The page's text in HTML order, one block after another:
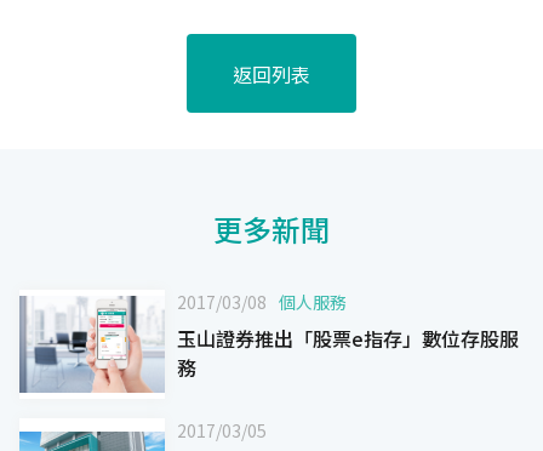
返回列表
更多新聞
2017/03/08 個人服務
玉山證券推出「股票e指存」數位存股服
務
2017/03/05